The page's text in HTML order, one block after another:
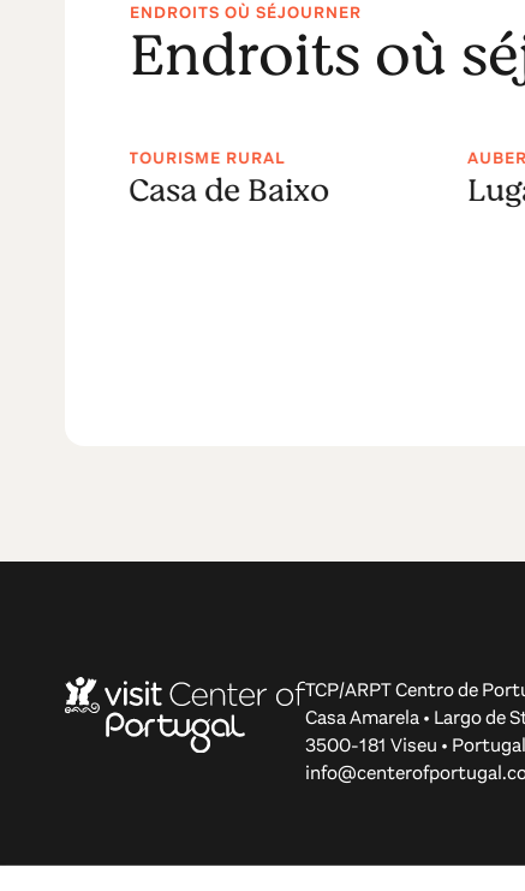
ENDROITS OÙ SÉJOURNER
Endroits où
TOURISME RURAL
Casa de Baixo
TCP/ARPT Centro de
Casa Amarela • Largo de
3500-181 Viseu • Portugal